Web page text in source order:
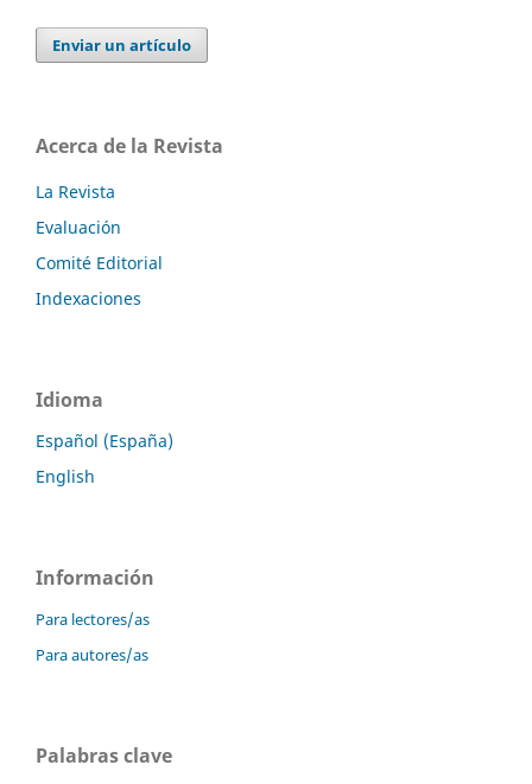
Enviar un artículo
Acerca de la Revista
La Revista
Evaluación
Comité Editorial
Indexaciones
Idioma
Español (España)
English
Información
Para lectores/as
Para autores/as
Palabras clave